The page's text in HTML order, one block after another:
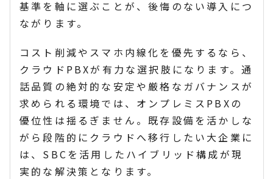
基準を軸に選ぶことが、後悔のない導入につ
ながります。
コスト削減やスマホ内線化を優先するなら、
クラウドPBXが有力な選択肢になります。通
話品質の絶対的な安定や厳格なガバナンスが
求められる環境では、オンプレミスPBXの
優位性は揺るぎません。既存設備を活かしな
がら段階的にクラウドへ移行したい大企業に
は、SBCを活用したハイブリッド構成が現
実的な解決策となります。